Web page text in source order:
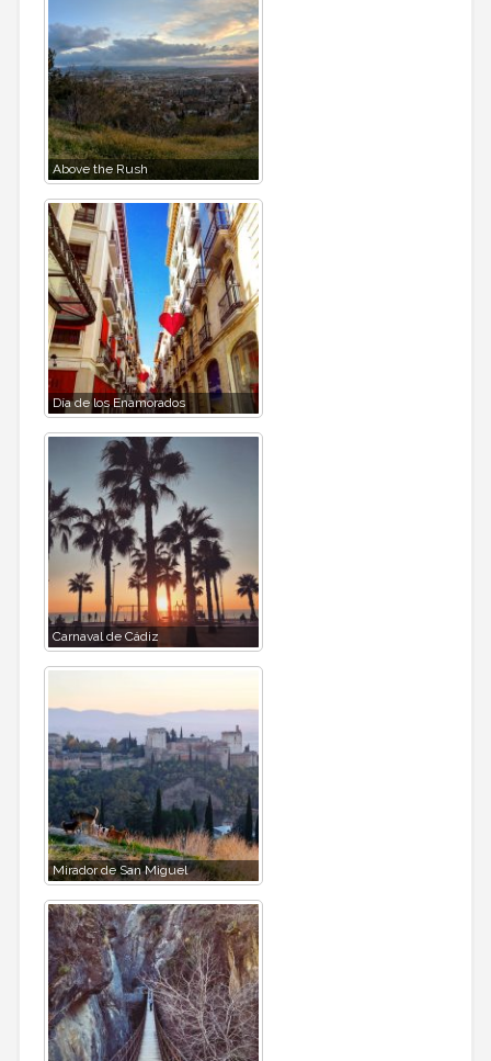
Above the Rush
Día de los Enamorados
Carnaval de Cádiz
Mirador de San Miguel